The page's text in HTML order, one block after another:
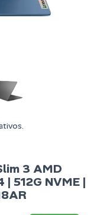
3 AMD
| 512G NVME |